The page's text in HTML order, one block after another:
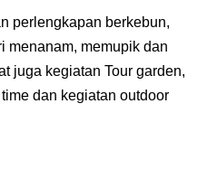
perlengkapan berkebun,
menanam, memupik dan
juga kegiatan Tour garden,
dan kegiatan outdoor